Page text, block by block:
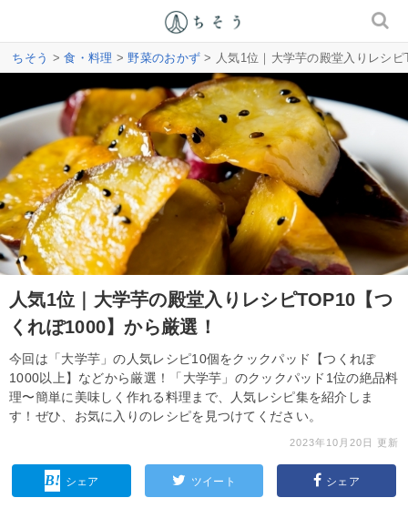
ちそう >食・料理 >野菜のおかず > 人気1位｜大学芋の殿堂入りレシ
人気1位｜大学芋の殿堂入りレシピTOP10【つ
くれぽ1000】から厳選！
今回は「大学芋」の人気レシピ10個をクックパッド【つくれぽ
1000以上】などから厳選！「大学芋」のクックパッド1位の絶品料
理〜簡単に美味しく作れる料理まで、人気レシピ集を紹介しま
す！ぜひ、お気に入りのレシピを見つけてください。
2023年10月20日 更新
シェア ツイート シェア